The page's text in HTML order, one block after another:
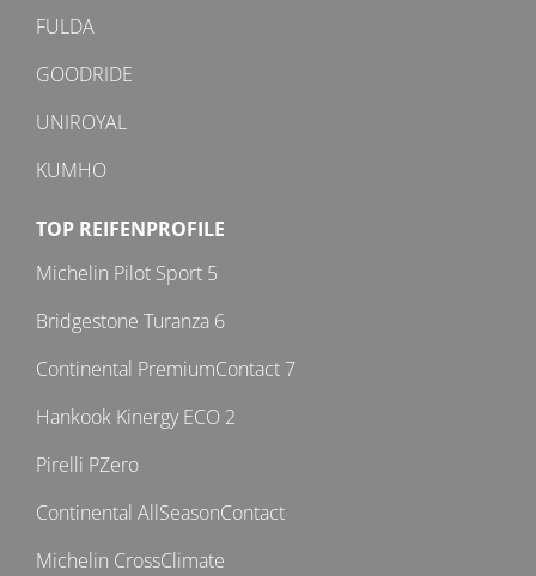
FULDA
GOODRIDE
UNIROYAL
KUMHO
TOP REIFENPROFILE
Michelin Pilot Sport 5
Bridgestone Turanza 6
Continental PremiumContact 7
Hankook Kinergy ECO 2
Pirelli PZero
Continental AllSeasonContact
Michelin CrossClimate